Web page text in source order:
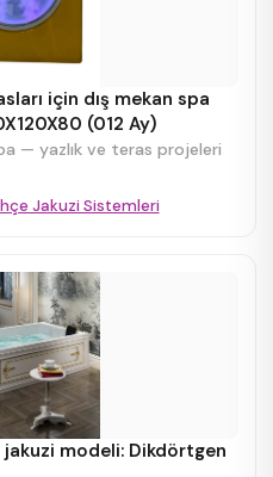
için dış mekan spa
(012 Ay)
— yazlık ve teras projeleri
Jakuzi Sistemleri
modeli: Dikdörtgen